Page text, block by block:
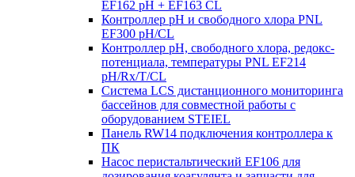
EF162 pH + EF163 CL
Контроллер рН и свободного хлора PNL
EF300 pH/CL
Контроллер рН, свободного хлора, редокс-
потенциала, температуры PNL EF214
pH/Rx/T/CL
Система LCS дистанционного мониторинга
бассейнов для совместной работы с
оборудованием STEIEL
Панель RW14 подключения контроллера к
ПК
Насос перистальтический EF106 для